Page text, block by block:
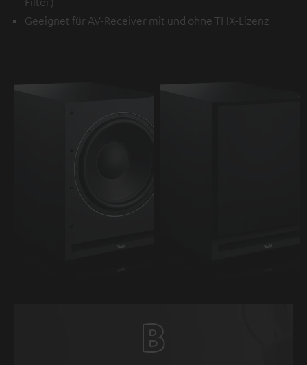
Geeignet für AV-Receiver mit und ohne THX-Lizenz